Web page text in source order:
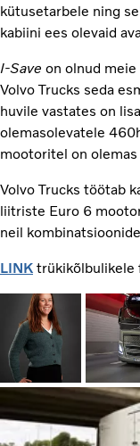
kütusetarbele ning
kabiini ees olevaid
I-Save on olnud
Volvo Trucks seda
huvile vastates on
olemasolevatele
mootoritel on
Volvo Trucks töötab
liitriste Euro 6
neil
LINK trükikõlbulikele